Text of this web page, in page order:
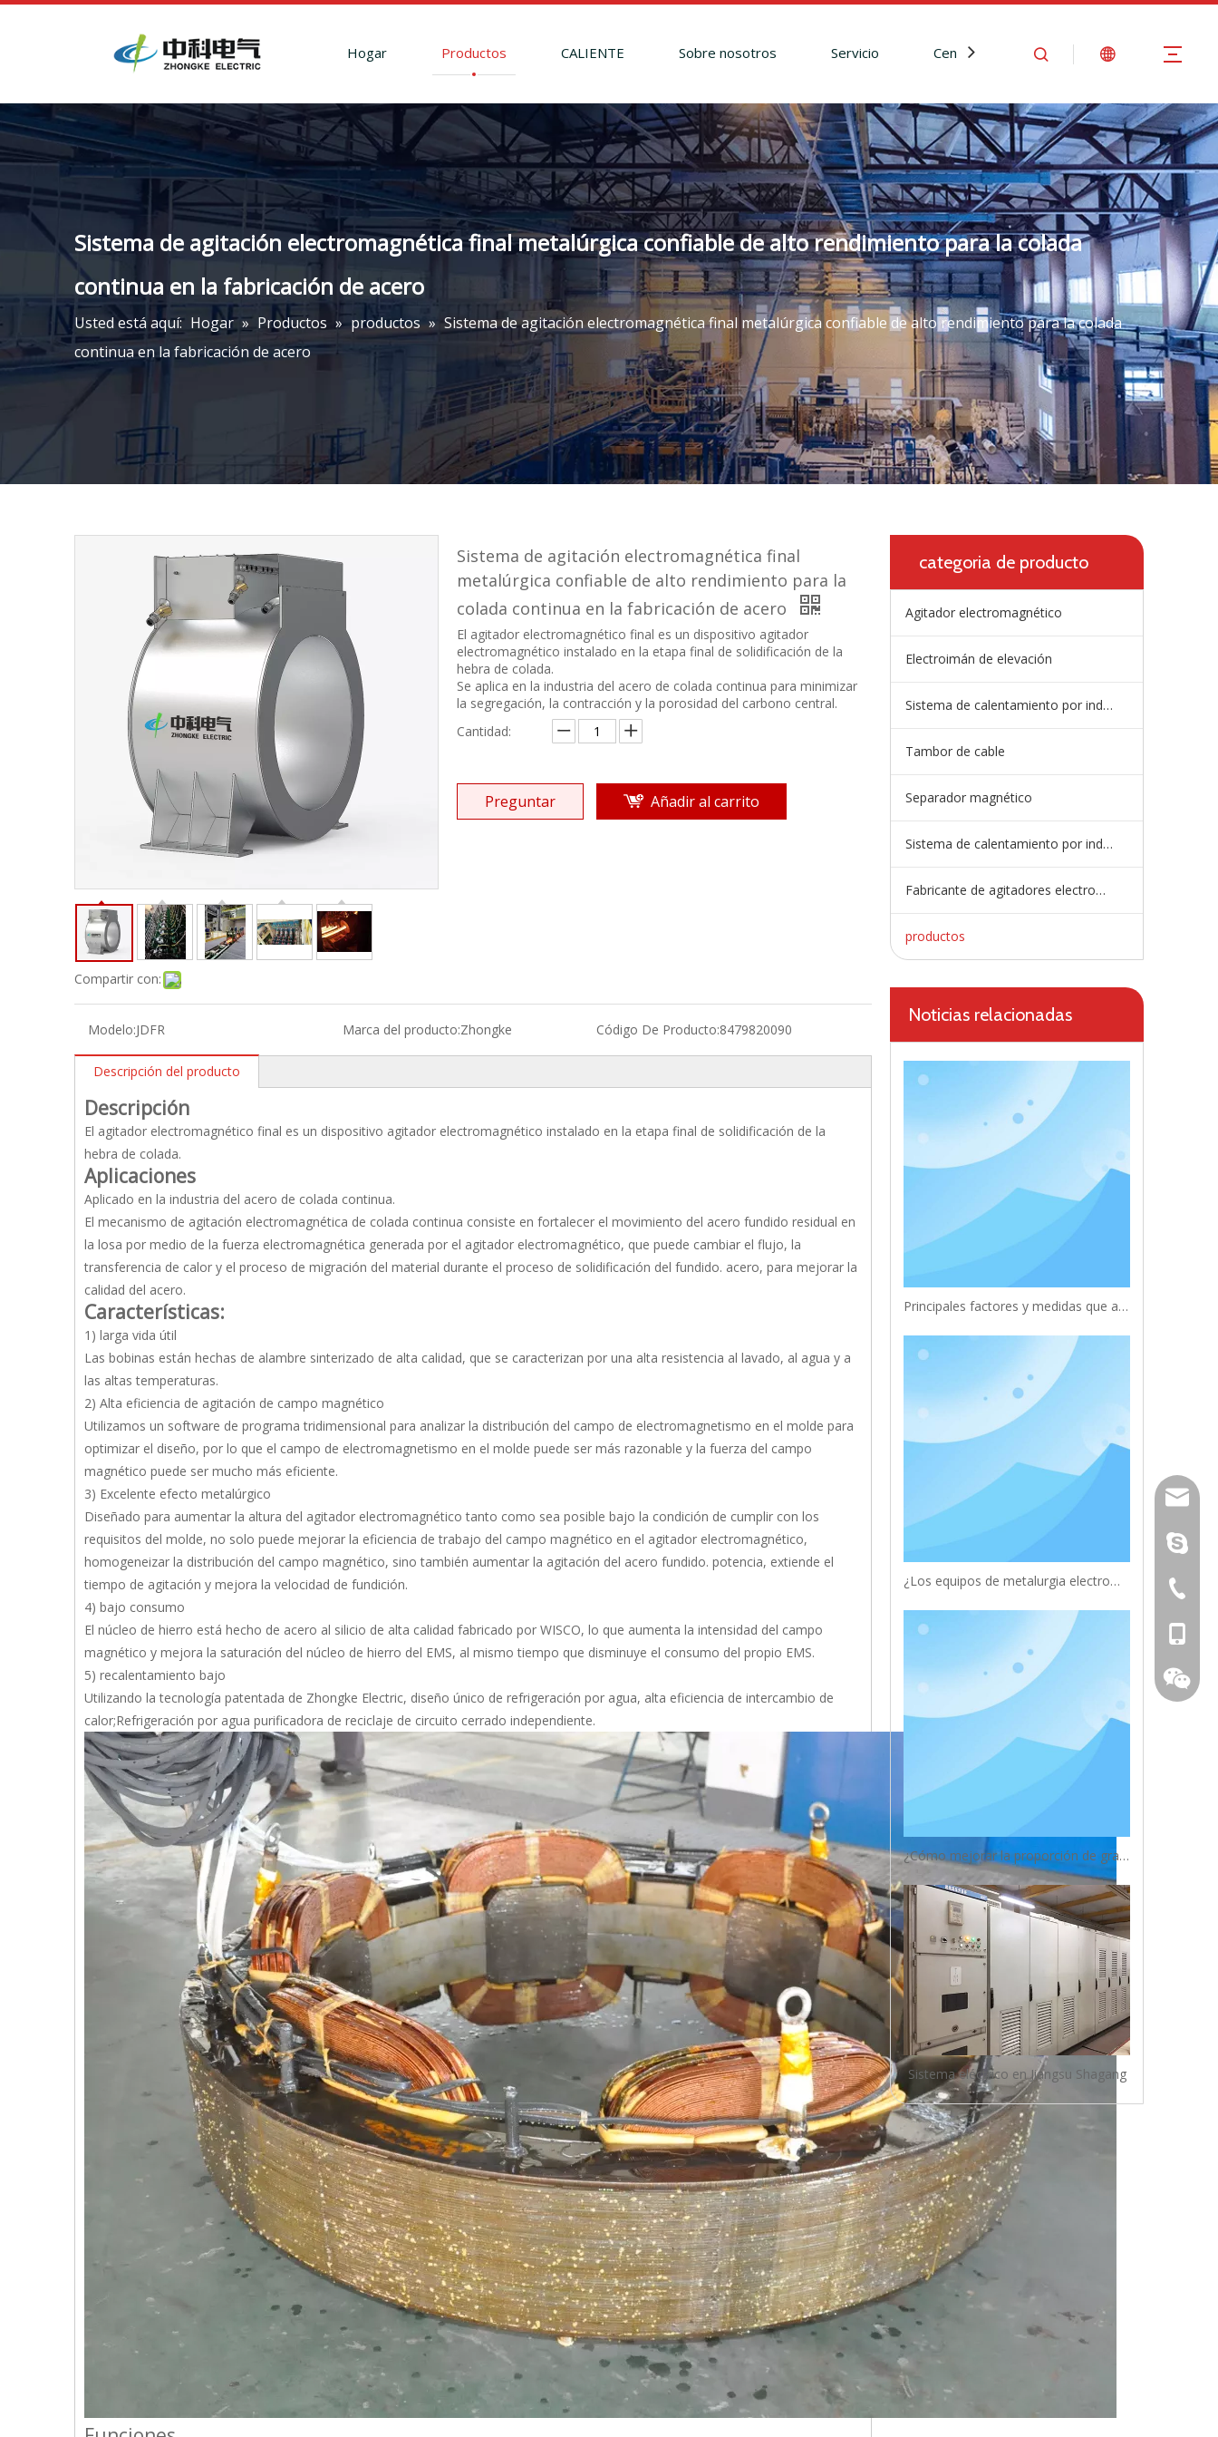
Hogar Productos CALIENTE Sobre nosotros Servicio Centro de Noticias Contáctenos
Sistema de agitación electromagnética final metalúrgica confiable de alto rendimiento para la colada
continua en la fabricación de acero
Usted está aquí: Hogar » Productos » productos » Sistema de agitación electromagnética final metalúrgica confiable de alto rendimiento para la colada
continua en la fabricación de acero
Compartir con:
Sistema de agitación electromagnética final
metalúrgica confiable de alto rendimiento para la
colada continua en la fabricación de acero
El agitador electromagnético final es un dispositivo agitador
electromagnético instalado en la etapa final de solidificación de la
hebra de colada.
Se aplica en la industria del acero de colada continua para minimizar
la segregación, la contracción y la porosidad del carbono central.
Cantidad:
Preguntar Añadir al carrito
Modelo:JDFR Marca del producto:Zhongke Código De Producto:8479820090
Descripción del producto
Descripción
El agitador electromagnético final es un dispositivo agitador electromagnético instalado en la etapa final de solidificación de la
hebra de colada.
Aplicaciones
Aplicado en la industria del acero de colada continua.
El mecanismo de agitación electromagnética de colada continua consiste en fortalecer el movimiento del acero fundido residual en
la losa por medio de la fuerza electromagnética generada por el agitador electromagnético, que puede cambiar el flujo, la
transferencia de calor y el proceso de migración del material durante el proceso de solidificación del fundido. acero, para mejorar la
calidad del acero.
Características:
1) larga vida útil
Las bobinas están hechas de alambre sinterizado de alta calidad, que se caracterizan por una alta resistencia al lavado, al agua y a
las altas temperaturas.
2) Alta eficiencia de agitación de campo magnético
Utilizamos un software de programa tridimensional para analizar la distribución del campo de electromagnetismo en el molde para
optimizar el diseño, por lo que el campo de electromagnetismo en el molde puede ser más razonable y la fuerza del campo
magnético puede ser mucho más eficiente.
3) Excelente efecto metalúrgico
Diseñado para aumentar la altura del agitador electromagnético tanto como sea posible bajo la condición de cumplir con los
requisitos del molde, no solo puede mejorar la eficiencia de trabajo del campo magnético en el agitador electromagnético,
homogeneizar la distribución del campo magnético, sino también aumentar la agitación del acero fundido. potencia, extiende el
tiempo de agitación y mejora la velocidad de fundición.
4) bajo consumo
El núcleo de hierro está hecho de acero al silicio de alta calidad fabricado por WISCO, lo que aumenta la intensidad del campo
magnético y mejora la saturación del núcleo de hierro del EMS, al mismo tiempo que disminuye el consumo del propio EMS.
5) recalentamiento bajo
Utilizando la tecnología patentada de Zhongke Electric, diseño único de refrigeración por agua, alta eficiencia de intercambio de
calor;Refrigeración por agua purificadora de reciclaje de circuito cerrado independiente.
categoria de producto
Agitador electromagnético
Electroimán de elevación
Sistema de calentamiento por inducción de artesa
Tambor de cable
Separador magnético
Sistema de calentamiento por inducción
Fabricante de agitadores electromagnéticos
productos
Noticias relacionadas
Principales factores y medidas que afectan el efecto metalúrgico de la agitación electromagnética de la etapa final
¿Los equipos de metalurgia electromagnética mejoran la calidad del producto?
¿Cómo mejorar la proporción de granos equiaxiales?
Sistema eléctrico en Jiangsu Shagang
en
+ 86-